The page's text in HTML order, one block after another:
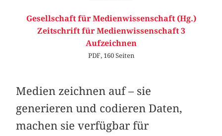
Gesellschaft für Medienwissenschaft (Hg.)
Zeitschrift für Medienwissenschaft 3
Aufzeichnen
PDF, 160 Seiten
Medien zeichnen auf – sie
generieren und codieren Daten,
machen sie verfügbar für